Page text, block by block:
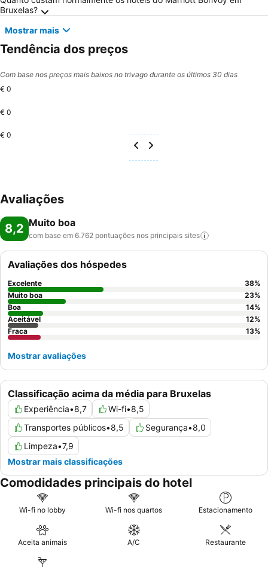
Bruxelas?
Mostrar mais
Tendência dos preços
Com base nos preços mais baixos no trivago durante os últimos 30 dias
€ 0
€ 0
€ 0
Avaliações
8,2 Muito boa
com base em 6.762 pontuações nos principais sites
Classificação acima da média para Bruxelas
Experiência•8,7 Wi-fi•8,5
Transportes públicos•8,5 Segurança•8,0
Limpeza•7,9
Mostrar mais classificações
Avaliações dos hóspedes
Excelente 38%
Muito boa
23%
Boa
14%
Aceitável
12%
Fraca
13%
Mostrar avaliações
Comodidades principais do hotel
Wi-fi no lobby Wi-fi nos quartos Estacionamento
Aceita animais A/C Restaurante